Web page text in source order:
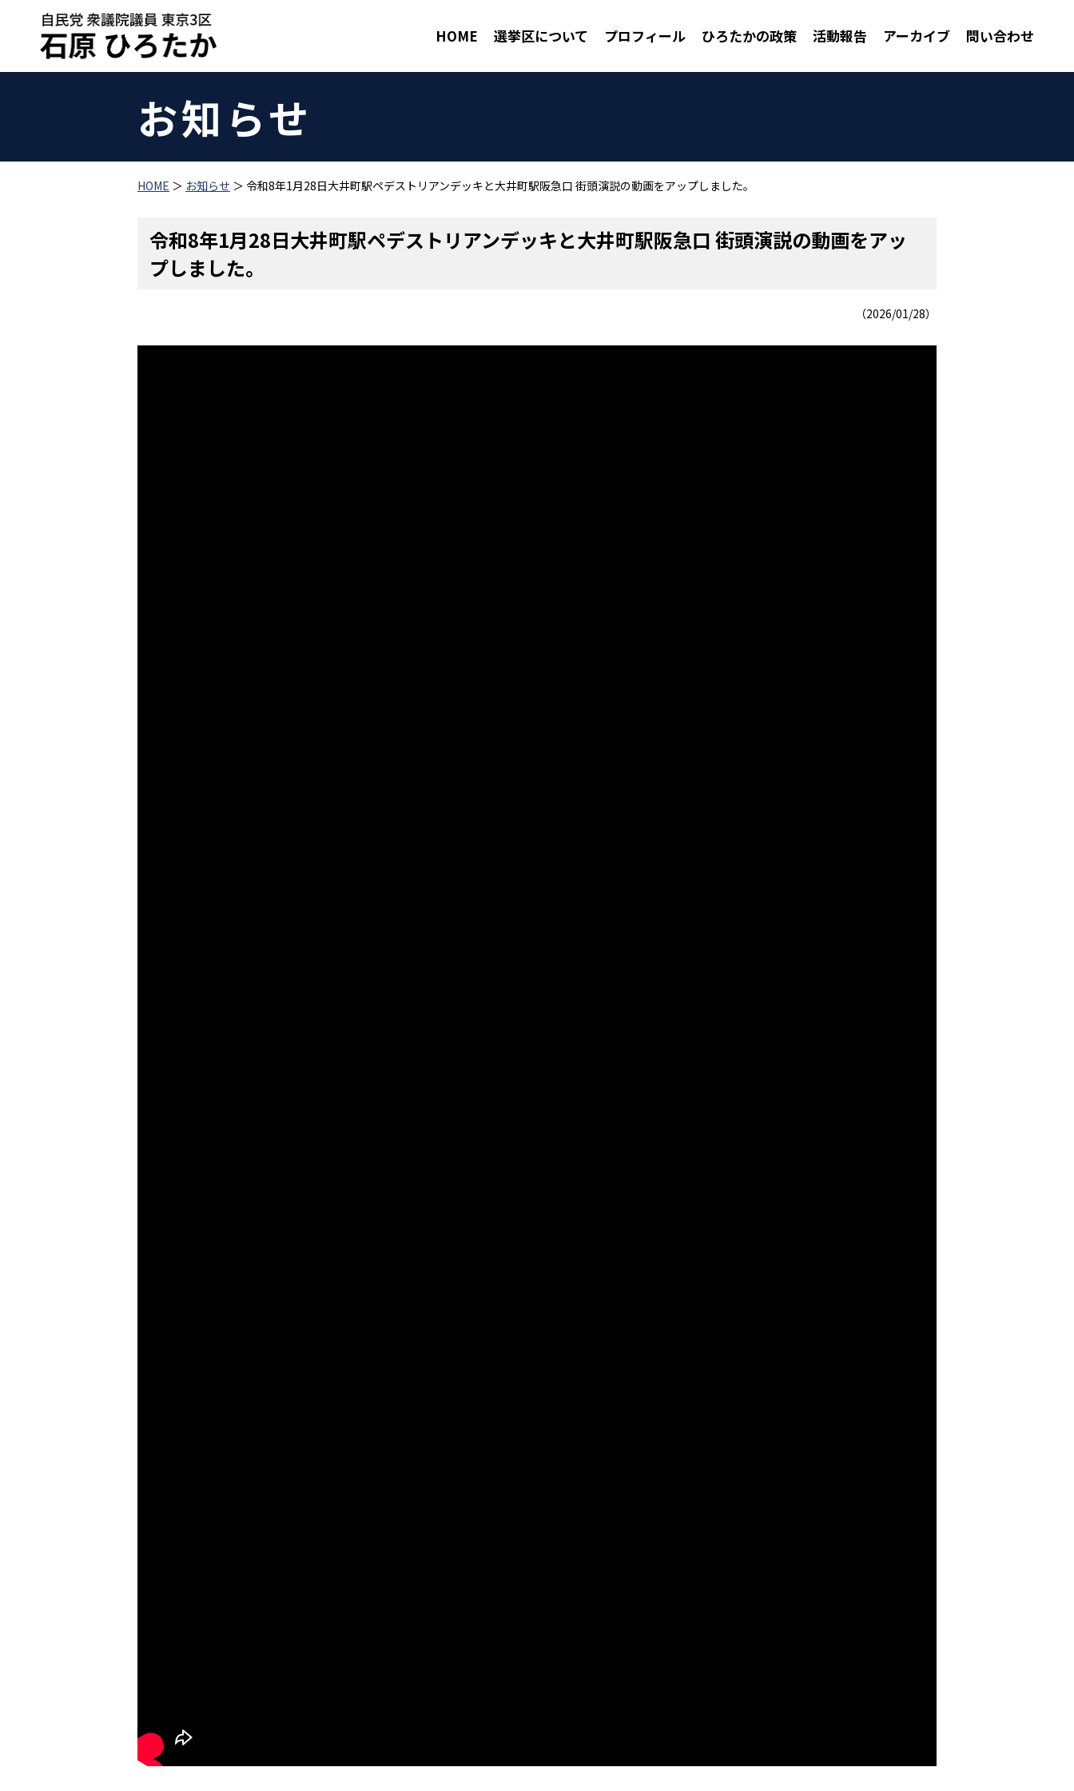
HOME 選挙区について プロフィール ひろたかの政策 活動報告 アーカイブ 問い合わせ
お知らせ
HOME ＞ お知らせ ＞ 令和8年1月28日大井町駅ペデストリアンデッキと大井町駅阪急口 街頭演説の動画をアップしました。
令和8年1月28日大井町駅ペデストリアンデッキと大井町駅阪急口 街頭演説の動画をアッ
プしました。
（2026/01/28）